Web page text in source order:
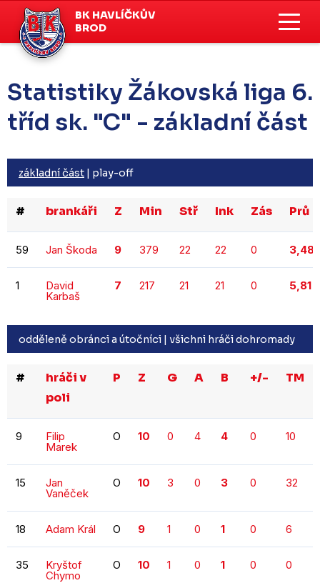
BK HAVLÍČKŮV
BROD
Statistiky Žákovská liga 6.
tříd sk. "C" - základní část
základní část | play-off
# brankáři Z Min Stř Ink Zás Prů
59 Jan Škoda 9 379 22 22 0 3,48
1 David
Karbaš
7 217 21 21 0 5,81
odděleně obránci a útočníci | všichni hráči dohromady
#
hráči v
poli
P Z G A B +/- TM
9 Filip
Marek
O 10 0 4 4 0 10
15 Jan
Vaněček
O 10 3 0 3 0 32
18 Adam Král O 9 1 0 1 0 6
35 Kryštof
Chymo
O 10 1 0 1 0 0